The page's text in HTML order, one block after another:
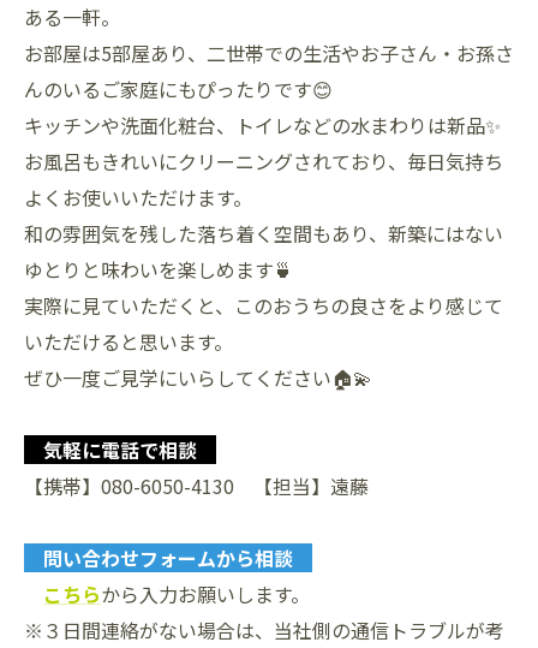
ある一軒。
お部屋は5部屋あり、二世帯での生活やお子さん・お孫さ
んのいるご家庭にもぴったりです😊
キッチンや洗面化粧台、トイレなどの水まわりは新品✨
お風呂もきれいにクリーニングされており、毎日気持ち
よくお使いいただけます。
和の雰囲気を残した落ち着く空間もあり、新築にはない
ゆとりと味わいを楽しめます🍵
実際に見ていただくと、このおうちの良さをより感じて
いただけると思います。
ぜひ一度ご見学にいらしてください🏠💫
気軽に電話で相談
【携帯】080-6050-4130 【担当】遠藤
問い合わせフォームから相談
こちらから入力お願いします。
※３日間連絡がない場合は、当社側の通信トラブルが考